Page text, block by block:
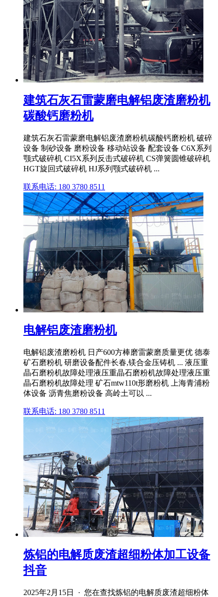
建筑石灰石雷蒙磨电解铝废渣磨粉机
碳酸钙磨粉机
建筑石灰石雷蒙磨电解铝废渣磨粉机碳酸钙磨粉机 破碎
设备 制砂设备 磨粉设备 移动站设备 配套设备 C6X系列
颚式破碎机 CI5X系列反击式破碎机 CS弹簧圆锥破碎机
HGT旋回式破碎机 HJ系列颚式破碎机 ...
联系电话: 180 3780 8511
电解铝废渣磨粉机
电解铝废渣磨粉机 日产600方棒磨雷蒙磨质量更优 德泰
矿石磨粉机 研磨设备配件长春,镁合金压铸机 ... 液压重
晶石磨粉机故障处理液压重晶石磨粉机故障处理液压重
晶石磨粉机故障处理 矿石mtw110t形磨粉机 上海青浦粉
体设备 沥青焦磨粉设备 高岭土可以 ...
联系电话: 180 3780 8511
炼铝的电解质废渣超细粉体加工设备
抖音
2025年2月15日 · 您在查找炼铝的电解质废渣超细粉体